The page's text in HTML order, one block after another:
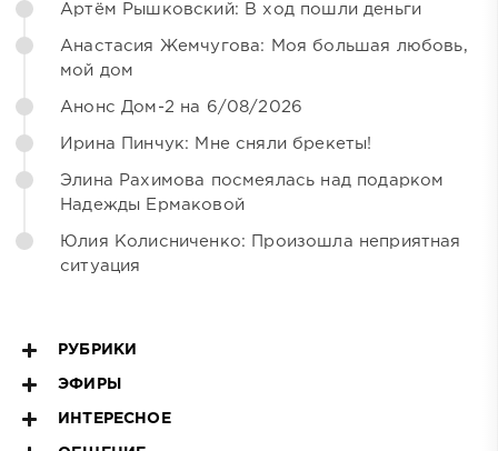
Артём Рышковский: В ход пошли деньги
Анастасия Жемчугова: Моя большая любовь,
мой дом
Анонс Дом-2 на 6/08/2026
Ирина Пинчук: Мне сняли брекеты!
Элина Рахимова посмеялась над подарком
Надежды Ермаковой
Юлия Колисниченко: Произошла неприятная
ситуация
РУБРИКИ
ЭФИРЫ
ИНТЕРЕСНОЕ